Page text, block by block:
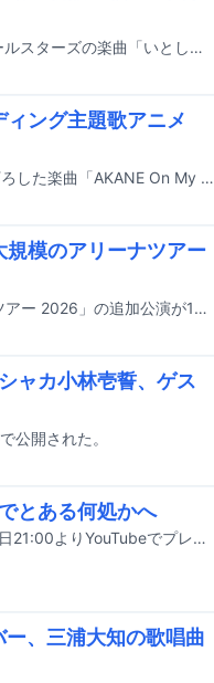
本日7月2日よりNetflixで配信されているドラマ「ガス人間」でサザンオールスターズの楽曲「いとしのエリー」が使用されていることがわかった。
ング主題歌アニメ
桑田佳祐がテレビアニメ「あかね噺」のエンディング主題歌として書き下ろした楽曲「AKANE On My Mind～饅頭こわい」のアニメミュージックビデオがYouTubeで公開された。
模のアリーナツアー
桑田佳祐（サザンオールスターズ）のアリーナツアー「桑田佳祐 夏祭りツアー 2026」の追加公演が12月に開催されることが決定した。
ャカ小林壱誓、ゲス
公開された。
とある何処かへ
桑田佳祐の新曲「人誑し / ひとたらし」のミュージックビデオが、6月23日21:00よりYouTubeでプレミア公開される。
、三浦大知の歌唱曲